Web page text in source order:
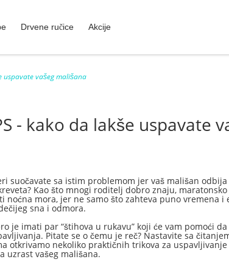
Drvene ručice Akcije
uspavate vašeg mališana
- kako da lakše uspavate
suočavate sa istim problemom jer vaš mališan
Kao što mnogi roditelj dobro znaju,
noćna mora, jer ne samo što zahteva puno vremena i
sna i odmora.
je imati par “štihova u rukavu” koji će vam pomoći
Pitate se o čemu je reč? Nastavite sa
otkrivamo nekoliko praktičnih trikova za
uzrast vašeg mališana.